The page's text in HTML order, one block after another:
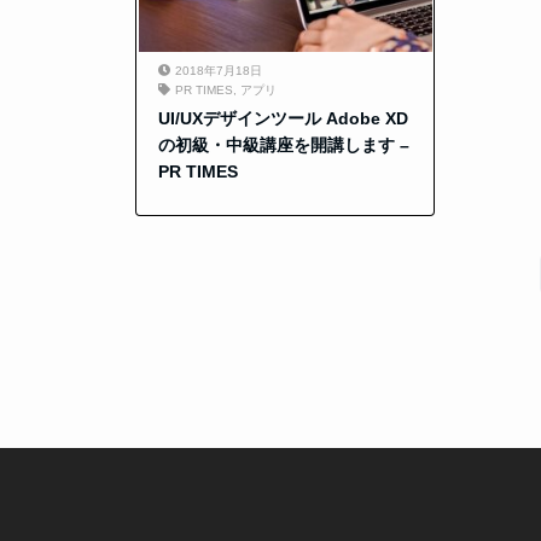
2018年7月18日
PR TIMES
アプリ
UI/UXデザインツール Adobe XD
の初級・中級講座を開講します –
PR TIMES